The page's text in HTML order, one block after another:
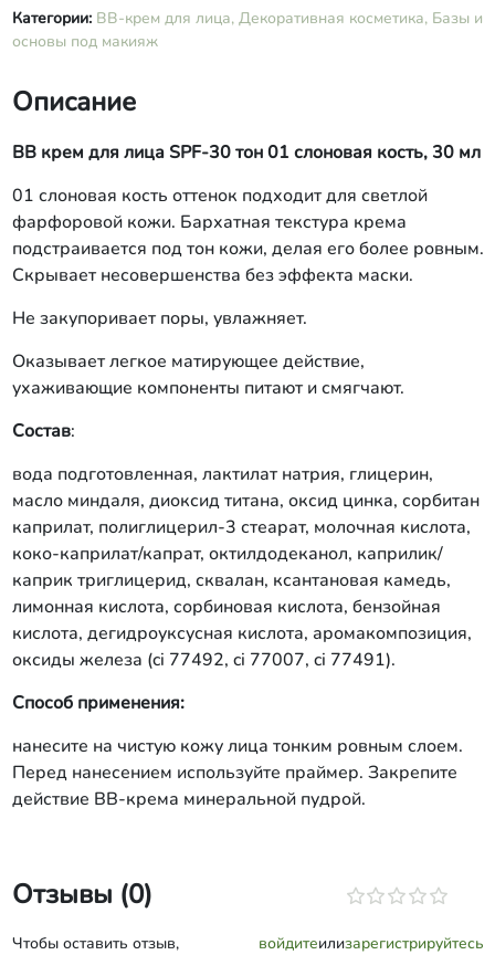
Категории: ВВ-крем для лица, Декоративная косметика, Базы и
основы под макияж
Описание
ВВ крем для лица SPF-30 тон 01 слоновая кость, 30 мл
01 слоновая кость оттенок подходит для светлой
фарфоровой кожи. Бархатная текстура крема
подстраивается под тон кожи, делая его более ровным.
Скрывает несовершенства без эффекта маски.
Не закупоривает поры, увлажняет.
Оказывает легкое матирующее действие,
ухаживающие компоненты питают и смягчают.
Состав:
вода подготовленная, лактилат натрия, глицерин,
масло миндаля, диоксид титана, оксид цинка, сорбитан
каприлат, полиглицерил-3 стеарат, молочная кислота,
коко-каприлат/капрат, октилдодеканол, каприлик/
каприк триглицерид, сквалан, ксантановая камедь,
лимонная кислота, сорбиновая кислота, бензойная
кислота, дегидроуксусная кислота, аромакомпозиция,
оксиды железа (ci 77492, ci 77007, ci 77491).
Способ применения:
нанесите на чистую кожу лица тонким ровным слоем.
Перед нанесением используйте праймер. Закрепите
действие ВВ-крема минеральной пудрой.
Отзывы (0)
Чтобы оставить отзыв,
войдитеилизарегистрируйтесь